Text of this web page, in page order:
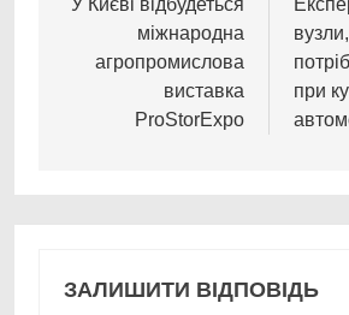
записів
У Києві відбудеться
міжнародна
агропромислова
виставка
ProStorExpo
при
ЗАЛИШИТИ ВІДПОВІДЬ